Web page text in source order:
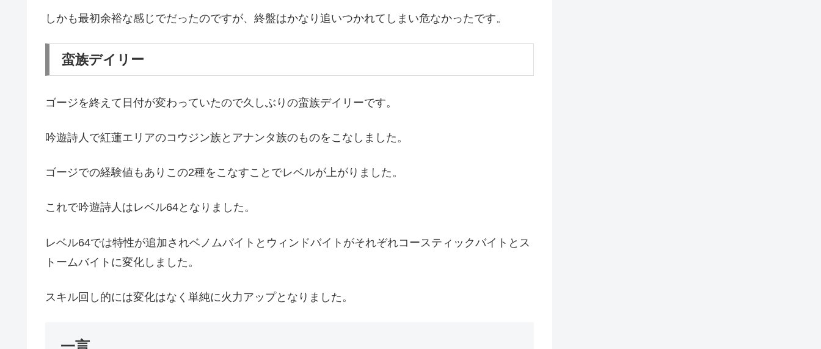
しかも最初余裕な感じでだったのですが、終盤はかなり追いつかれてしまい危なかったです。
蛮族デイリー
ゴージを終えて日付が変わっていたので久しぶりの蛮族デイリーです。
吟遊詩人で紅蓮エリアのコウジン族とアナンタ族のものをこなしました。
ゴージでの経験値もありこの2種をこなすことでレベルが上がりました。
これで吟遊詩人はレベル64となりました。
レベル64では特性が追加されベノムバイトとウィンドバイトがそれぞれコースティックバイトとス
トームバイトに変化しました。
スキル回し的には変化はなく単純に火力アップとなりました。